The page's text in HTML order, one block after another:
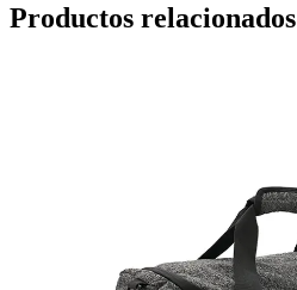
Productos relacionados